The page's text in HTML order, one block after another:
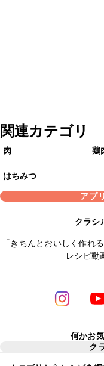
関連カテゴリ
肉 鶏
はちみつ
アプ
クラシ
「きちんとおいしく作れ
レシピ動
何かお
ク